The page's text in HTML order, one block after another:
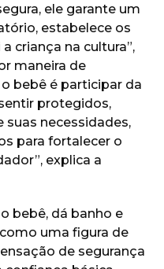
ele garante um
estabelece os
criança na cultura”,
maneira de
bebê é participar da
protegidos,
necessidades,
para fortalecer o
explica a
bebê, dá banho e
uma figura de
de segurança